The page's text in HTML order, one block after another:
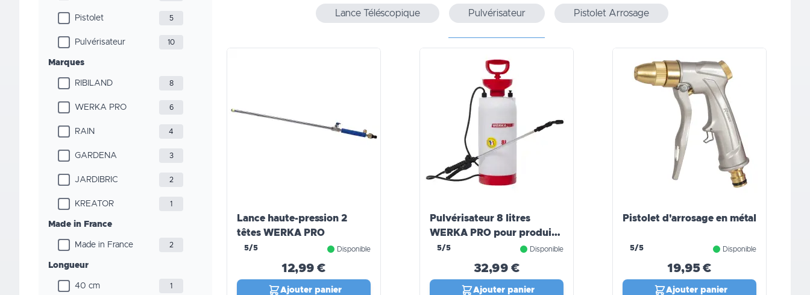
Pistolet 5
Pulvérisateur 10
Marques
RIBILAND 8
WERKA PRO 6
RAIN 4
GARDENA 3
JARDIBRIC 2
KREATOR 1
Made in France
Made in France 2
Longueur
40 cm 1
Lance Téléscopique Pulvérisateur Pistolet Arrosage
Lance haute-pression 2
têtes WERKA PRO
5/5 Disponible
12,99 €
Ajouter panier
Pulvérisateur 8 litres
WERKA PRO pour produits
agressifs
5/5 Disponible
32,99 €
Ajouter panier
Pistolet d'arrosage en métal
5/5 Disponible
19,95 €
Ajouter panier